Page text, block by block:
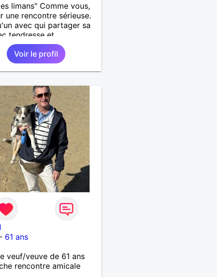
limans" Comme vous,
une rencontre sérieuse.
avec qui partager sa
tendresse et
profiter des petits
de bonheur. A la
je vie a la campagne,
voyages. Depuis
des soins reiki.
Voir le profil
- 61 ans
veuf/veuve de 61 ans
rencontre amicale